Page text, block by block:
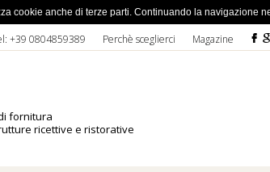
+39 0804859389 Perchè sceglierci Magazine F
fornitura
ricettive e ristorative
cookie anche di terze parti. Continuando la navigazione